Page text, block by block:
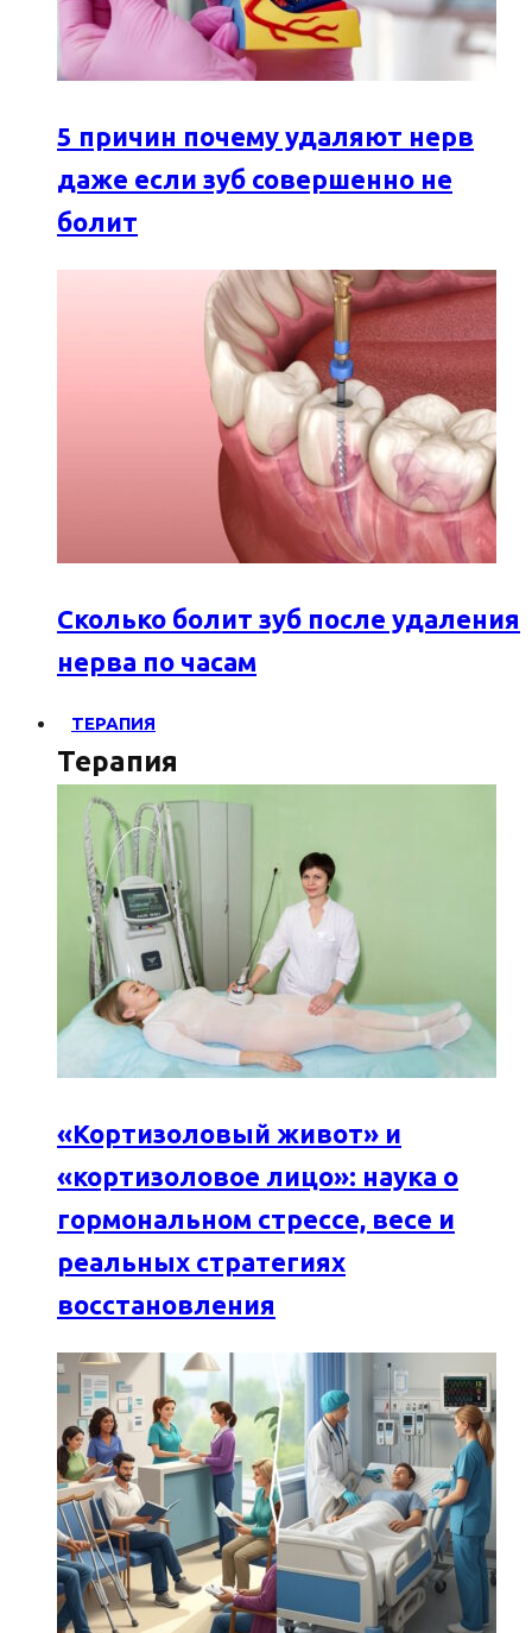
5 причин почему удаляют нерв
даже если зуб совершенно не
болит
Сколько болит зуб после удаления
нерва по часам
ТЕРАПИЯ
Терапия
«Кортизоловый живот» и
«кортизоловое лицо»: наука о
гормональном стрессе, весе и
реальных стратегиях
восстановления